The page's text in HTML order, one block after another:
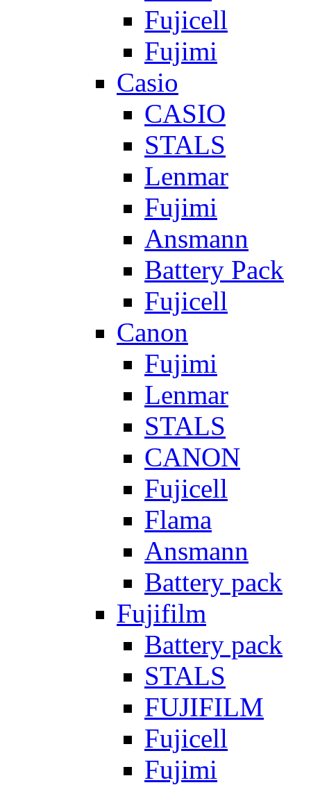
Fujicell
Fujimi
Casio
CASIO
STALS
Lenmar
Fujimi
Ansmann
Battery Pack
Fujicell
Canon
Fujimi
Lenmar
STALS
CANON
Fujicell
Flama
Ansmann
Battery pack
Fujifilm
Battery pack
STALS
FUJIFILM
Fujicell
Fujimi